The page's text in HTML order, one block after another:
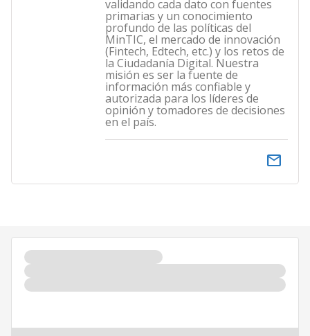
validando cada dato con fuentes
primarias y un conocimiento
profundo de las políticas del
MinTIC, el mercado de innovación
(Fintech, Edtech, etc.) y los retos de
la Ciudadanía Digital. Nuestra
misión es ser la fuente de
información más confiable y
autorizada para los líderes de
opinión y tomadores de decisiones
en el país.
email